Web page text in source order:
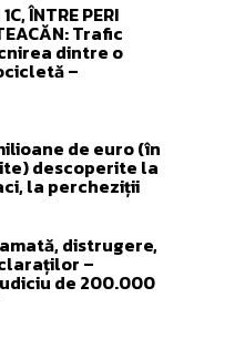
ÎNTRE PERI
Trafic
dintre o
–
de euro (în
descoperite la
la percheziții
distrugere,
–
de 200.000